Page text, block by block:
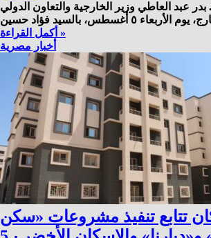
عبد العاطي وزير الخارجية والتعاون الدولي
أكمل القراءة »
أخبار مصرية
تتابع تنفيذ مشروعات «سكن